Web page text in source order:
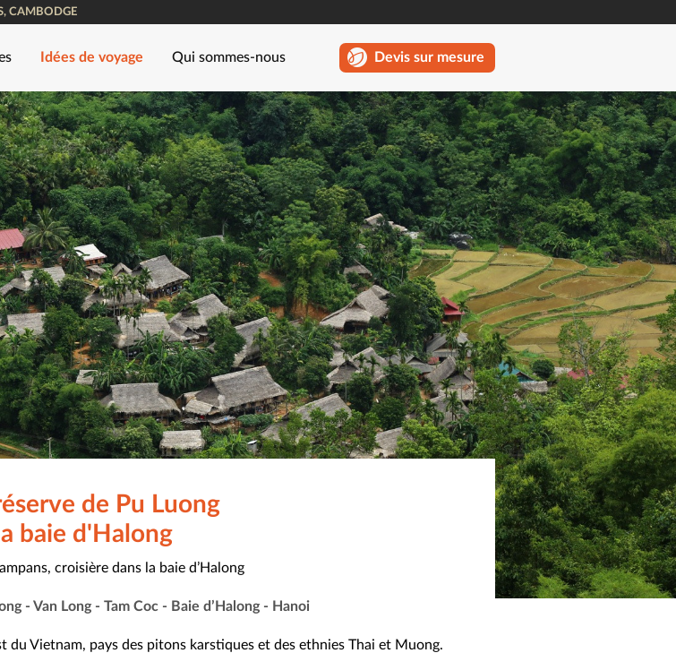
CAMBODGE
Idées de voyage Qui sommes-nous Devis sur mesure
de Pu Luong
baie d'Halong
croisière dans la baie d’Halong
- Van Long - Tam Coc - Baie d’Halong - Hanoi
du Vietnam, pays des pitons karstiques et des ethnies Thai et Muong.